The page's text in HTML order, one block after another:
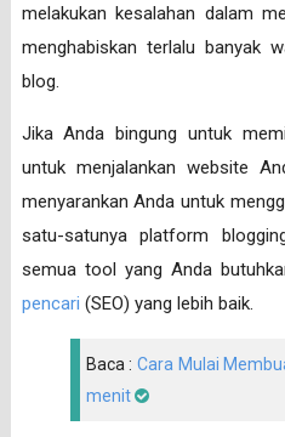
melakukan kesalahan dalam
menghabiskan terlalu banyak
blog.
Jika Anda bingung untuk
untuk menjalankan website
menyarankan Anda untuk
satu-satunya platform
semua tool yang Anda
pencari (SEO) yang lebih baik.
Baca :Cara Mulai
menit